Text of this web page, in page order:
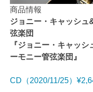
商品情報
ジョニー・キャッシュ
弦楽団
『ジョニー・キャッ
ーモニー管弦楽団』
CD（2020/11/25）